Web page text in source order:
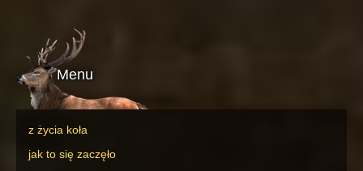
Menu
z życia koła
jak to się zaczęło